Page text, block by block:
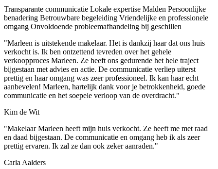
Transparante communicatie Lokale expertise Malden Persoonlijke
benadering Betrouwbare begeleiding Vriendelijke en professionele
omgang Onvoldoende probleemafhandeling bij geschillen
"Marleen is uitstekende makelaar. Het is dankzij haar dat ons huis
verkocht is. Ik ben ontzettend tevreden over het gehele
verkoopproces Marleen. Ze heeft ons gedurende het hele traject
bijgestaan met advies en actie. De communicatie verliep uiterst
prettig en haar omgang was zeer professioneel. Ik kan haar echt
aanbevelen! Marleen, hartelijk dank voor je betrokkenheid, goede
communicatie en het soepele verloop van de overdracht."
Kim de Wit
"Makelaar Marleen heeft mijn huis verkocht. Ze heeft me met raad
en daad bijgestaan. De communicatie en omgang heb ik als zeer
prettig ervaren. Ik zal ze dan ook zeker aanraden."
Carla Aalders